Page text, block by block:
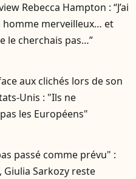
Rebecca Hampton : “J’ai
merveilleux… et
le cherchais pas…”
aux clichés lors de son
Unis : "Ils ne
les Européens"
passé comme prévu" :
Giulia Sarkozy reste